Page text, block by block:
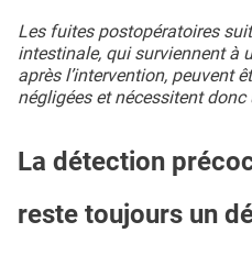
Les fuites postopératoires
intestinale, qui surviennent à
après l’intervention, peuvent
négligées et nécessitent
La détection
reste toujours un